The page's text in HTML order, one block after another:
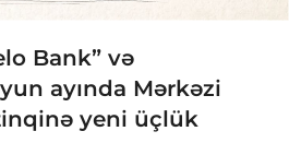
Bank” və
ayında Mərkəzi
yeni üçlük